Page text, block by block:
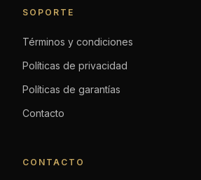
SOPORTE
Términos y condiciones
Políticas de privacidad
Políticas de garantías
Contacto
CONTACTO